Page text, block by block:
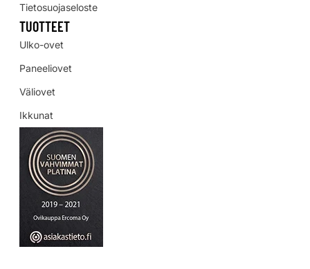
Tietosuojaseloste
TUOTTEET
Ulko-ovet
Paneeliovet
Väliovet
Ikkunat